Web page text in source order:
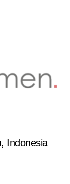
Indonesia